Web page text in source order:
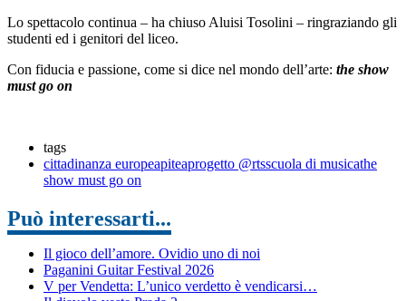
Lo spettacolo continua – ha chiuso Aluisi Tosolini – ringraziando gli
studenti ed i genitori del liceo.
Con fiducia e passione, come si dice nel mondo dell’arte: the show
must go on
tags
cittadinanza europeapiteaprogetto @rtsscuola di musicathe
show must go on
Può interessarti...
Il gioco dell’amore. Ovidio uno di noi
Paganini Guitar Festival 2026
V per Vendetta: L’unico verdetto è vendicarsi…